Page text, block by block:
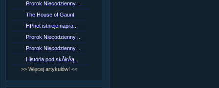
Prorok Niecodzienny ...
The House of Gaunt
HPnet istnieje napra...
Prorok Niecodzienny ...
Prorok Niecodzienny ...
Historia pod skĂłrÂą...
>> Więcej artykułów! <<